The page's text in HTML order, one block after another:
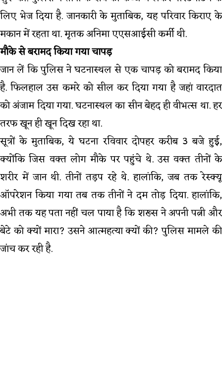
लिए भेज दिया है. जानकारी के मुताबिक, यह परिवार किराए के
मकान में रहता था. मृतक अनिमा एएसआईसी कर्मी थी.
मौके से बरामद किया गया चापड़
जान लें कि पुलिस ने घटनास्थल से एक चापड़ को बरामद किया
है. फिलहाल उस कमरे को सील कर दिया गया है जहां वारदात
को अंजाम दिया गया. घटनास्थल का सीन बेहद ही वीभत्स था. हर
तरफ खून ही खून दिख रहा था.
सूत्रों के मुताबिक, ये घटना रविवार दोपहर करीब 3 बजे हुई,
क्योंकि जिस वक्त लोग मौके पर पहुंचे थे. उस वक्त तीनों के
शरीर में जान थी. तीनों तड़प रहे थे. हालांकि, जब तक रेस्क्यू
ऑपरेशन किया गया तब तक तीनों ने दम तोड़ दिया. हालांकि,
अभी तक यह पता नहीं चल पाया है कि शख्स ने अपनी पत्नी और
बेटे को क्यों मारा? उसने आत्महत्या क्यों की? पुलिस मामले की
जांच कर रही है.